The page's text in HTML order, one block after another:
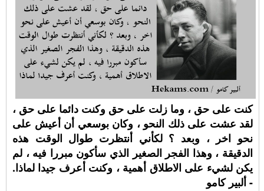
كنت على حق ، وما زلت على حق وكنت دائما على حق ،
لقد عشت على ذلك النحو ، وكان بوسعي أن أعيش على
نحو اخر ، وبعد ؟ لكأني أنتظرت طوال الوقت هذه
الدقيقة ، وهذا الفجر الصغير الذي سأكون مبررا فيه ، لم
يكن لشيء على الاطلاق أهمية ، وكنت أعرف جيدا لماذا.
- ألبير كامو